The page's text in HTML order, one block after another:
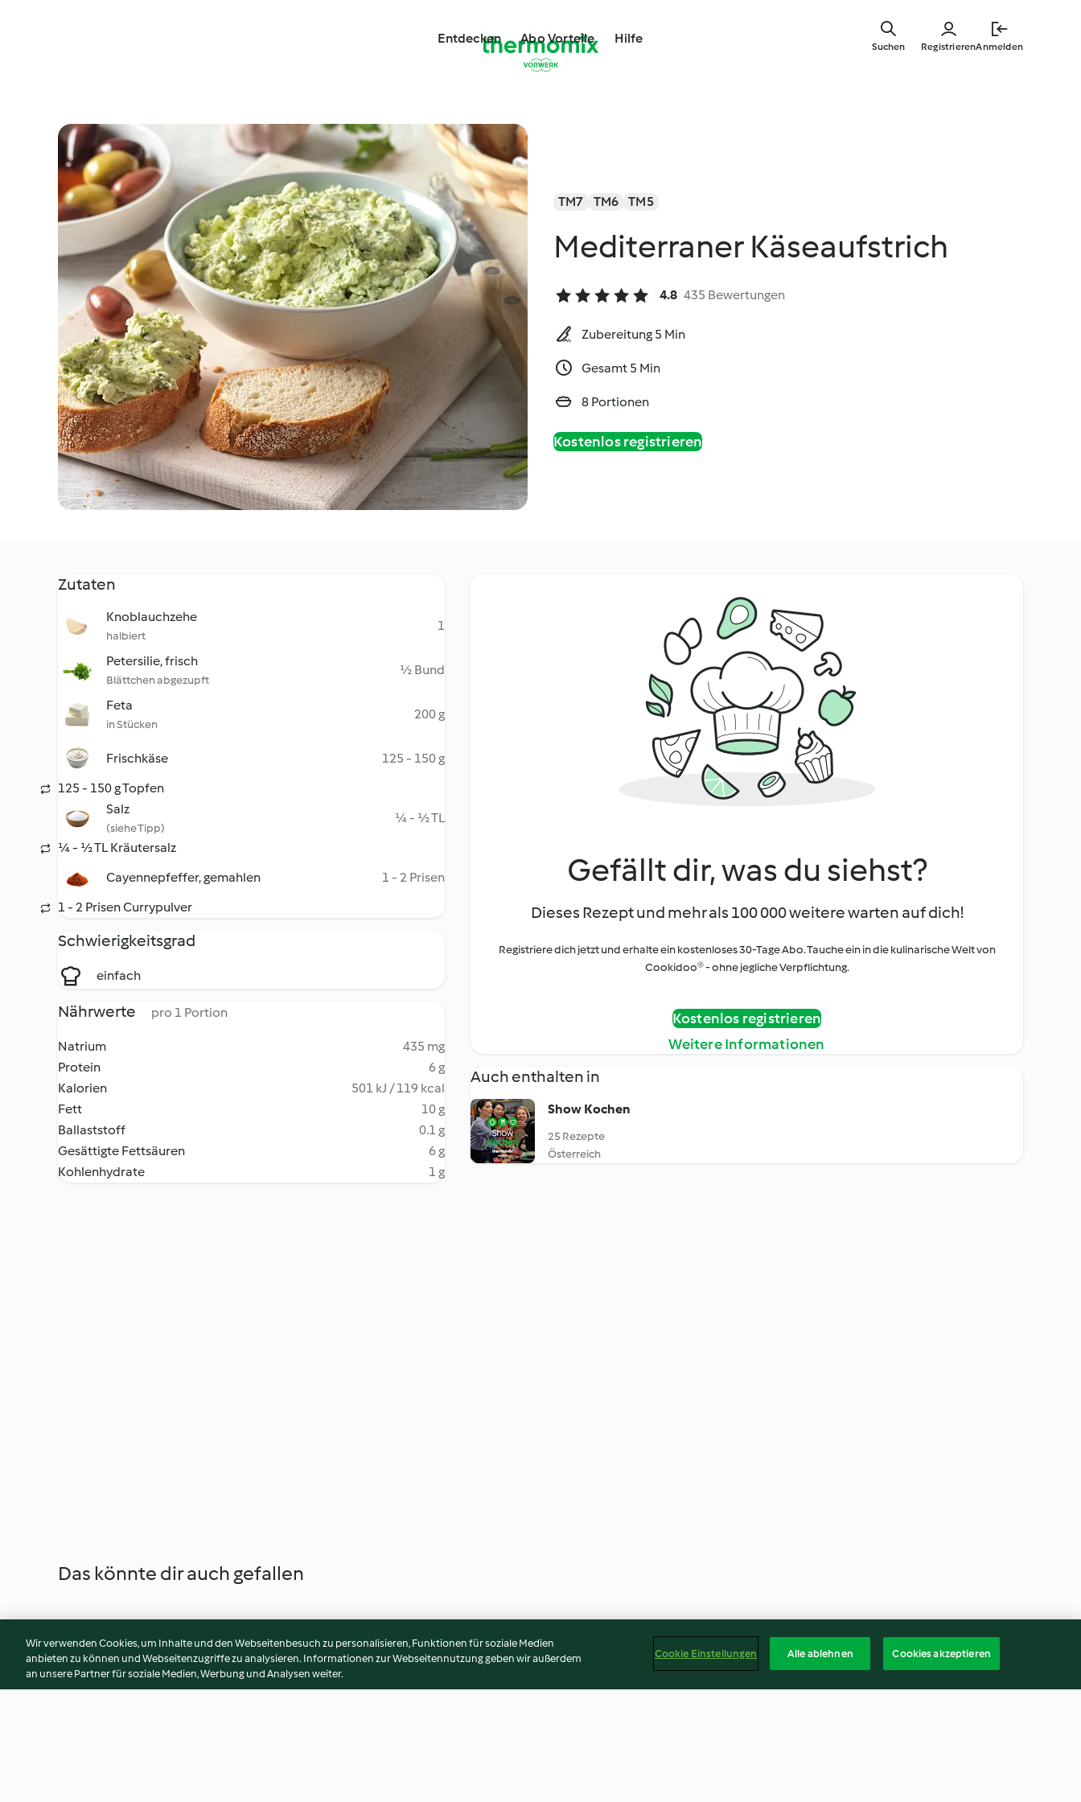
springen
Entdecken Abo Vorteile Hilfe
RegistrierenAnmelden
Suchen
TM7 TM6 TM5
Mediterraner Käseaufstrich
4.8 435 Bewertungen
Zubereitung 5 Min
Gesamt 5 Min
8 Portionen
Kostenlos registrieren
Zutaten
Knoblauchzehe
halbiert
1
Petersilie, frisch
Blättchen abgezupft
½ Bund
Feta
in Stücken
200 g
Frischkäse
125 - 150 g
125 - 150 g Topfen
Salz
(siehe Tipp)
¼ - ½ TL
¼ - ½ TL Kräutersalz
Cayennepfeffer, gemahlen
1 - 2 Prisen
1 - 2 Prisen Currypulver
Schwierigkeitsgrad
einfach
Nährwerte pro 1 Portion
Natrium
435 mg
Protein
6 g
Kalorien
501 kJ / 119 kcal
Fett
10 g
Ballaststoff
0.1 g
Gesättigte Fettsäuren
6 g
Kohlenhydrate
1 g
Gefällt dir, was du siehst?
Dieses Rezept und mehr als 100 000 weitere warten auf dich!
Registriere dich jetzt und erhalte ein kostenloses 30-Tage Abo. Tauche ein in die kulinarische Welt von
Cookidoo® - ohne jegliche Verpflichtung.
Kostenlos registrieren
Weitere Informationen
Auch enthalten in
Show Kochen
25 Rezepte
Österreich
Das könnte dir auch gefallen
Wir verwenden Cookies, um Inhalte und den Webseitenbesuch zu personalisieren, Funktionen für soziale Medien
anbieten zu können und Webseitenzugriffe zu analysieren. Informationen zur Webseitennutzung geben wir außerdem
an unsere Partner für soziale Medien, Werbung und Analysen weiter.
Cookie Einstellungen Alle ablehnen Cookies akzeptieren